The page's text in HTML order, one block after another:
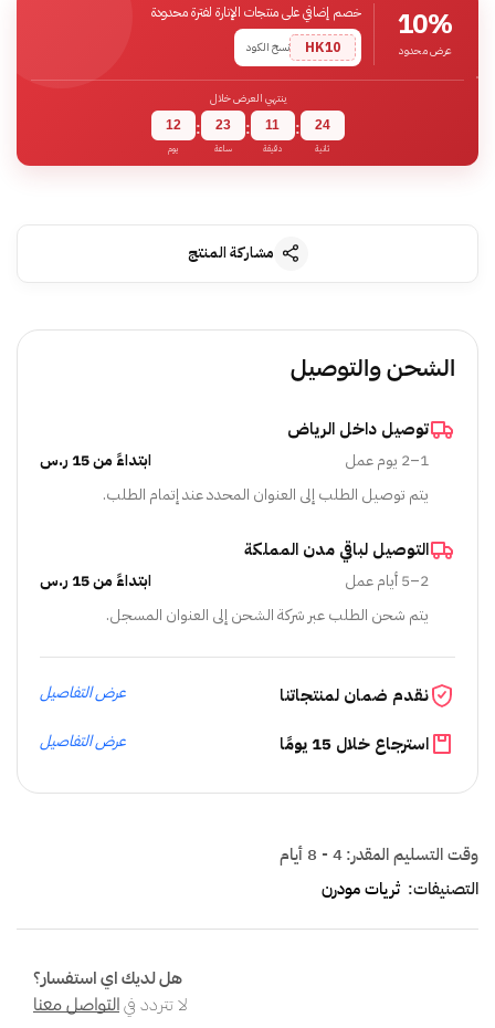
10%
عرض محدود
خصم إضافي على منتجات الإنارة لفترة محدودة
HK10
نسخ الكود
ينتهي العرض خلال
12
يوم
: 23
ساعة
: 11
دقيقة
: 23
ثانية
مشاركة المنتج
الشحن والتوصيل
توصيل داخل الرياض
1–2 يوم عمل
ابتداءً من 15 ر.س
يتم توصيل الطلب إلى العنوان المحدد عند إتمام الطلب.
التوصيل لباقي مدن المملكة
2–5 أيام عمل
ابتداءً من 15 ر.س
يتم شحن الطلب عبر شركة الشحن إلى العنوان المسجل.
نقدم ضمان لمنتجاتنا عرض التفاصيل
استرجاع خلال 15 يومًا عرض التفاصيل
وقت التسليم المقدر:4 - 8 أيام
التصنيفات: ثريات مودرن
هل لديك اي استفسار؟
لا تتردد فيالتواصل معنا